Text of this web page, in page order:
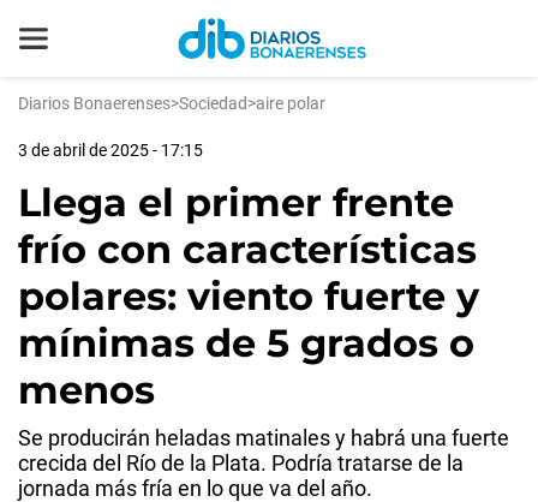
Diarios Bonaerenses>Sociedad>aire polar
3 de abril de 2025 - 17:15
Llega el primer frente
frío con características
polares: viento fuerte y
mínimas de 5 grados o
menos
Se producirán heladas matinales y habrá una fuerte
crecida del Río de la Plata. Podría tratarse de la
jornada más fría en lo que va del año.